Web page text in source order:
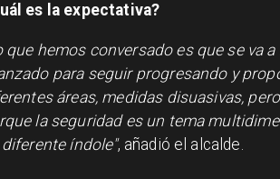
es la expectativa?
que hemos conversado es que se va
para seguir progresando y
áreas, medidas disuasivas,
la seguridad es un tema
índole", añadió el alcalde.